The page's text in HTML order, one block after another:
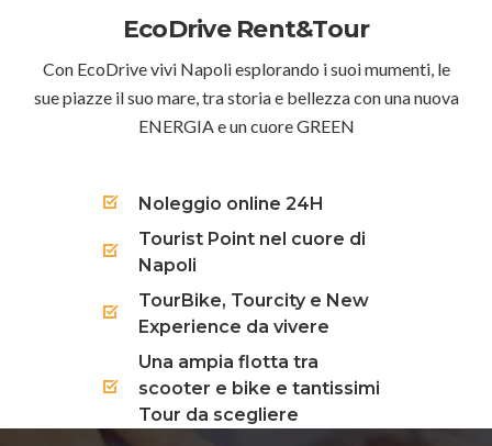
EcoDrive Rent&Tour
Con EcoDrive vivi Napoli esplorando i suoi mumenti, le
sue piazze il suo mare, tra storia e bellezza con una nuova
ENERGIA e un cuore GREEN
Noleggio online 24H
Tourist Point nel cuore di
Napoli
TourBike, Tourcity e New
Experience da vivere
Una ampia flotta tra
scooter e bike e tantissimi
Tour da scegliere